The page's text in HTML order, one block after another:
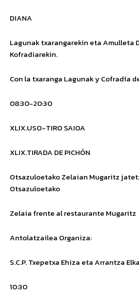
DIANA
Lagunak txarangarekin eta Amulleta
Kofradiarekin.
Con la txaranga Lagunak y Cofradía
08:30-20:30
XLIX.USO-TIRO SAIOA
XLIX.TIRADA DE PICHÓN
Otsazuloetako Zelaian Mugaritz
Otsazuloetako
Zelaia frente al restaurante Mugaritz
Antolatzailea Organiza:
S.C.P. Txepetxa Ehiza eta Arrantza
10:30